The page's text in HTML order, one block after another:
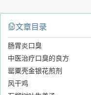
文章目录
肠胃炎口臭
中医治疗口臭的良方
罂粟壳金银花煎剂
风干鸡